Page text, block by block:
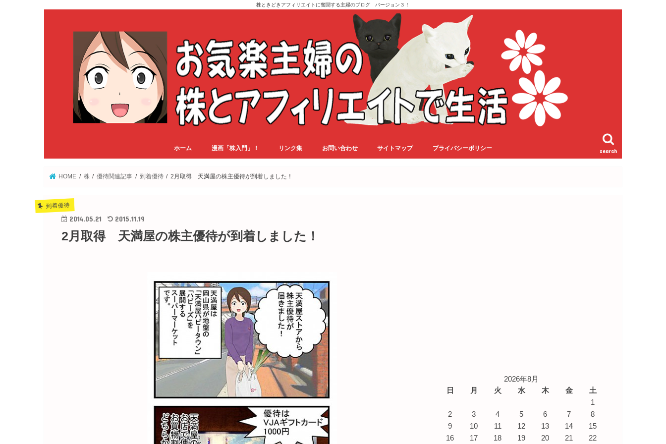
株ときどきアフィリエイトに奮闘する主婦のブログ バージョン３！
search
ホーム 漫画「株入門」！ リンク集 お問い合わせ サイトマップ プライバシーポリシー
HOME 株 優待関連記事 到着優待 2月取得 天満屋の株主優待が到着しました！
到着優待
2014.05.21 2015.11.19
2月取得 天満屋の株主優待が到着しました！
2026年8月
日
月 火 水 木 金
土
1
2
3 4 5 6 7
8
9
10 11 12 13 14
15
16
17 18 19 20 21 22